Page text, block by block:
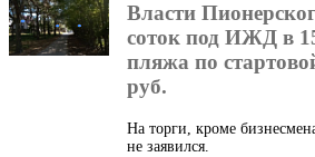
Власти
соток под ИЖД в
пляжа по
руб.
На торги, кроме
не заявился.